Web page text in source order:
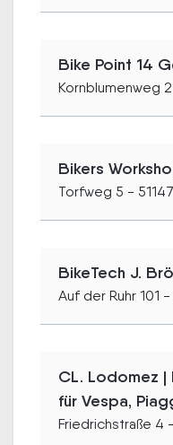
Bike Point 14
Kornblumenweg
Bikers
Torfweg 5 -
BikeTech J.
Auf der Ruhr 101
CL. Lodomez |
für Vespa,
Friedrichstraße 4